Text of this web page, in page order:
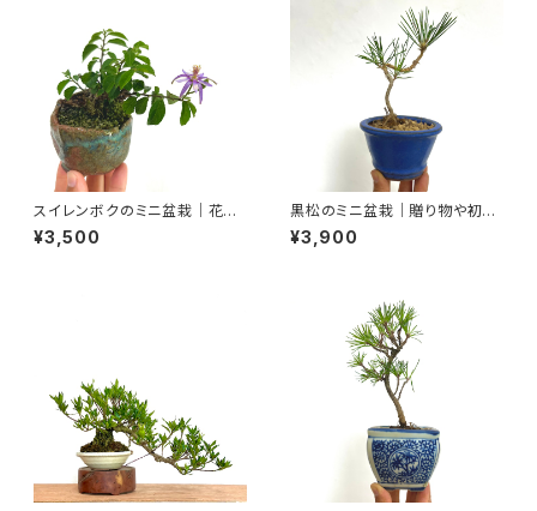
スイレンボクのミニ盆栽｜花を
楽しむ一点物｜高さ約10cm
¥3,500
黒松のミニ盆栽｜贈り物や初心
者さん向け｜高さ約19cm
¥3,900